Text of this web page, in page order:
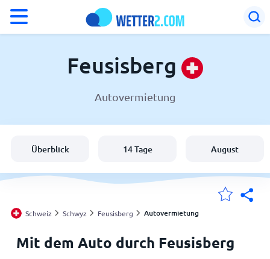
Wetter in Feusisberg
Deutschland
Österreich
Meine Standorte
Feusisberg
Autovermietung
Überblick 14 Tage August
Schweiz Schwyz Feusisberg Autovermietung
Mit dem Auto durch Feusisberg